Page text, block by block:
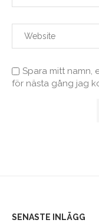
Spara mitt namn,
för nästa gång jag
SENASTE INLÄGG